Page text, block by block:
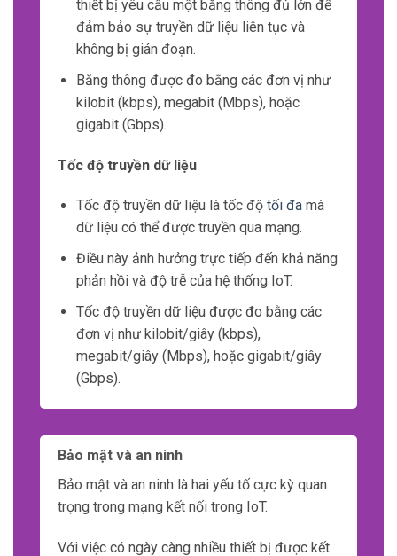
thiết bị và ứng dụng trong hệ thống.
DỮ LIỆU
của dữ liệu trong IoT là số lượng lớn.
Với hàng tỷ thiết bị kết nối, thông tin thu thập
từ các cảm biến và thiết bị IoT tạo ra một